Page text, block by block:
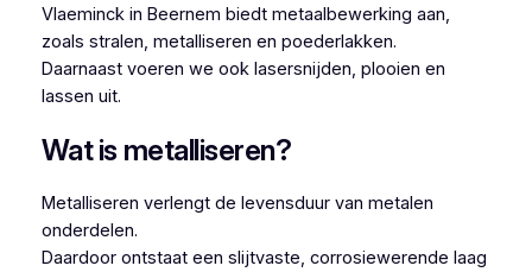
Vlaeminck in Beernem biedt metaalbewerking aan,
zoals stralen, metalliseren en poederlakken.
Daarnaast voeren we ook lasersnijden, plooien en
lassen uit.
Wat is metalliseren?
Metalliseren verlengt de levensduur van metalen
onderdelen.
Daardoor ontstaat een slijtvaste, corrosiewerende laag